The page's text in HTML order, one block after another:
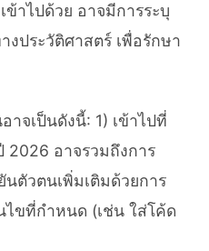
เข้าไปด้วย อาจมีการระบุ
งประวัติศาสตร์ เพื่อรักษา
จเป็นดังนี้: 1) เข้าไปที่
2026 อาจรวมถึงการ
ตัวตนเพิ่มเติมด้วยการ
ไขที่กำหนด (เช่น ใส่โค้ด